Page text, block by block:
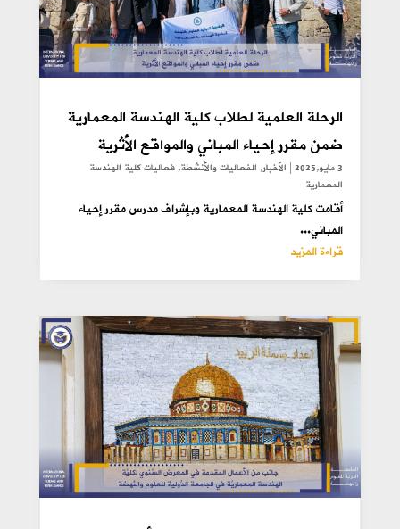
الرحلة العلمية لطلاب كلية الهندسة المعمارية
ضمن مقرر إحياء المباني والمواقع الأثرية
3 مايو,2025 | الأخبار,الفعاليات والأنشطة,فعاليات كلية الهندسة
المعمارية
أقامت كلية الهندسة المعمارية وبإشراف مدرس مقرر إحياء
المباني...
قراءة المزيد